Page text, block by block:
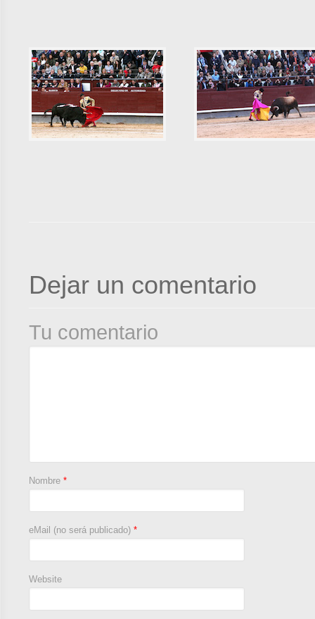
Dejar un comentario
Tu comentario
Nombre *
eMail (no será publicado) *
Website